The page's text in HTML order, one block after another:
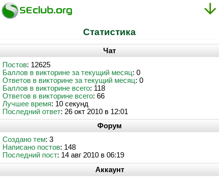
Статистика
Чат
Постов: 12625
Баллов в викторине за текущий месяц: 0
Ответов в викторине за текущий месяц: 0
Баллов в викторине всего: 118
Ответов в викторине всего: 66
Лучшее время: 10 секунд
Последний ответ: 26 окт 2010 в 12:01
Форум
Создано тем: 3
Написано постов: 148
Последний пост: 14 авг 2010 в 06:19
Аккаунт